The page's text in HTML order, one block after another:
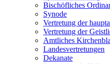
Bischöfliches
Synode
Vertretung der
Vertretung der
Amtliches
Landesvertretungen
Dekanate